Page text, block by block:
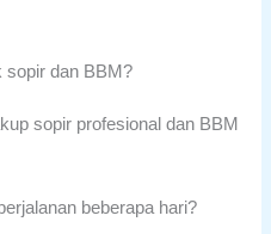
sopir dan BBM?
sopir profesional dan BBM
beberapa hari?